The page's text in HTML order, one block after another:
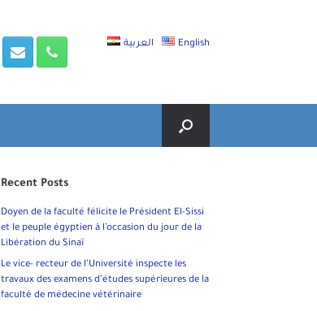
العربية English
Recent Posts
Doyen de la faculté félicite le Président El-Sissi
et le peuple égyptien à l’occasion du jour de la
Libération du Sinaï
Le vice- recteur de l’Université inspecte les
travaux des examens d’études supérieures de la
faculté de médecine vétérinaire